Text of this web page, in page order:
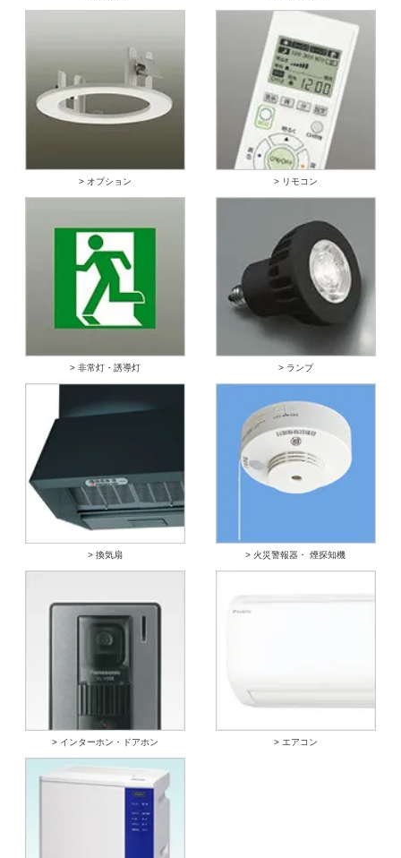
> オプション > リモコン
> 非常灯・誘導灯 > ランプ
> 換気扇 > 火災警報器・ 煙探知機
> インターホン・ドアホン > エアコン